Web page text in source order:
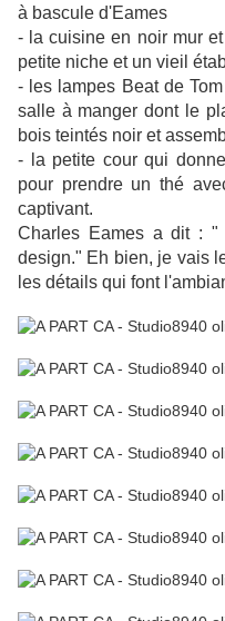
à bascule d'Eames
- la cuisine en noir mur
petite niche et un vieil
- les lampes Beat de
salle à manger dont le
bois teintés noir et
- la petite cour qui
pour prendre un thé
captivant.
Charles Eames a dit :
design." Eh bien, je vais
les détails qui font